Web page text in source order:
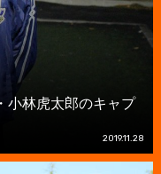
小林虎太郎のキャプ
2019.11.28